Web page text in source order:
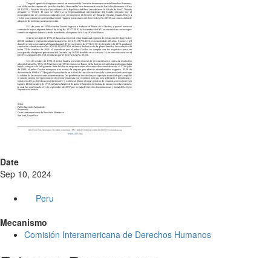
Date
Sep 10, 2024
Peru
Mecanismo
Comisión Interamericana de Derechos Humanos